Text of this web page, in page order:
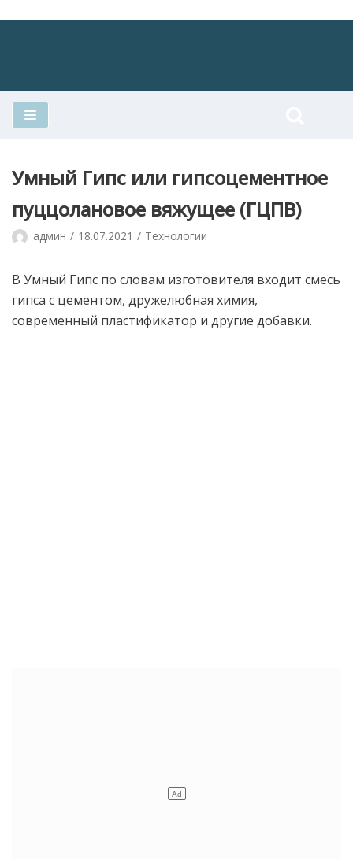
Умный Гипс или гипсоцементное
пуццолановое вяжущее (ГЦПВ)
админ 18.07.2021 Технологии
В Умный Гипс по словам изготовителя входит смесь
гипса с цементом, дружелюбная химия,
современный пластификатор и другие добавки.